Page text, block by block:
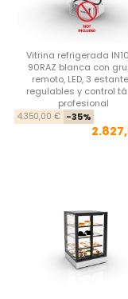
Vitrina refrigerada
90RAZ blanca con
remoto, LED, 3
regulables y control
profesional
4.350,00 € -35%